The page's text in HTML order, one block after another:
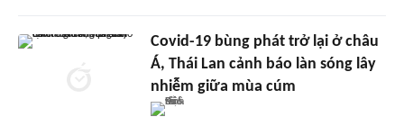
Covid-19 bùng phát trở lại ở châu
Á, Thái Lan cảnh báo làn sóng lây
nhiễm giữa mùa cúm